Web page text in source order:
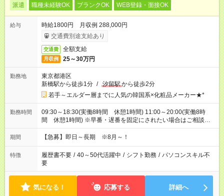
派遣 職種未経験OK ブランクOK WEB登録・面接OK
給与
時給1800円 月収例 288,000円
交通費別途支給あり
交通費 全額支給
月収例 25～30万円
勤務地
東京都港区
新橋駅から徒歩1分 / 汐留駅から徒歩2分
若手～エルダー層までに人気の韓国系×化粧品メーカー★*
勤務時間
09:30～18:30(実働8時間 休憩1時間) 11:00～20:00(実働8時
間 休憩1時間) ※早番・遅番を固定にされたい場合はご相談く
ださいませ。
期間 【急募】即日～長期 ※8月～！
特徴 履歴書不要 / 40～50代活躍中 / シフト勤務 / パソコンスキル不
要
気になる！ 応募する 詳細へ